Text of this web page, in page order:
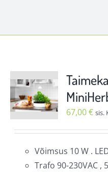
67,00€ sis.
Võimsus 10 W .
Trafo 90-230VAC ,